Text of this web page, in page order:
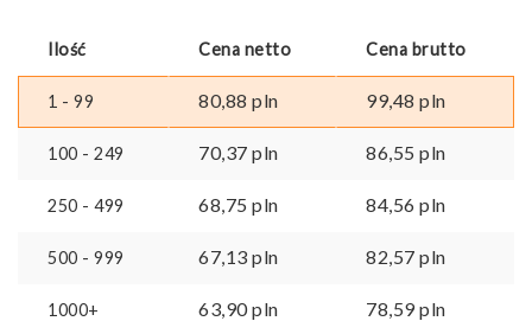
Ilość Cena netto Cena brutto
1 - 99 80,88 pln 99,48 pln
100 - 249 70,37 pln 86,55 pln
250 - 499 68,75 pln 84,56 pln
500 - 999 67,13 pln 82,57 pln
1000+ 63,90pln 78,59pln